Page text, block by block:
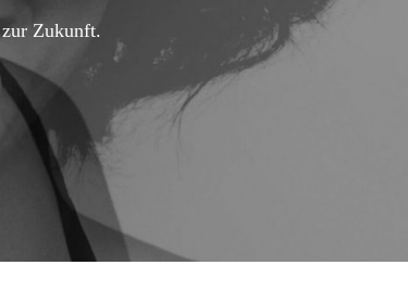
Zukunft.